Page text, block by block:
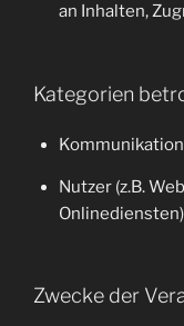
an Inhalten,
Kategorien
Nutzer (z.B.
Zwecke der